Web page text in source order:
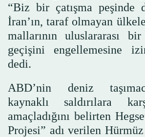
“Biz bir çatışma peşinde
İran’ın, taraf olmayan
mallarının uluslararası
geçişini engellemesine
dedi.
ABD’nin deniz
kaynaklı saldırılara
amaçladığını belirten
Projesi” adı verilen Hürmüz